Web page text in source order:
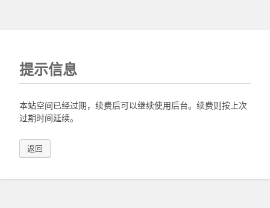
提示信息
本站空间已经过期，续费后可以继续使用后台。续费则按上次
过期时间延续。
返回